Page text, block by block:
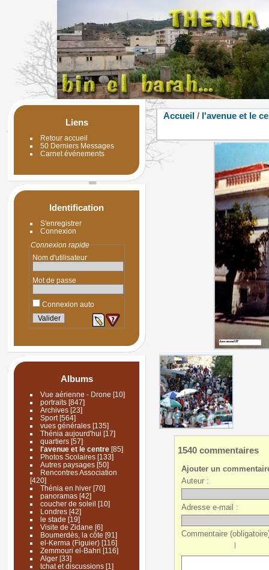
Liens
Retour accueil
50 Derniers Messages
Carnet événements
Identification
S'enregistrer
Connexion
Connexion rapide
Nom d'utilisateur
Mot de passe
Connexion auto
Albums
Vue aérienne - Drone [10]
portraits[847]
Archives [23]
Sport[564]
vues générales[135]
Thénia aujourd'hui [17]
quartiers[57]
l'avenue et le centre[85]
Photos Scolaires[133]
Autres paysages[50]
Rencontres Association
[420]
Thénia en hiver[70]
panoramas[42]
coucher de soleil [10]
Londres[42]
le stade [19]
Visite de Zidane [6]
Boumerdès, la côte [91]
el-Kerma (Figuier)[116]
Zemmouri el-Bahri [116]
Alger[33]
tchat et discussions[1]
Accueil / l'avenue et le
1540 commentaires
Ajouter un
Auteur :
Adresse e-mail :
Commentaire
|